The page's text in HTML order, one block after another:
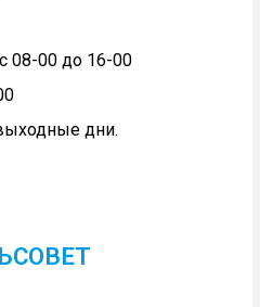
08-00 до 16-00
дни.